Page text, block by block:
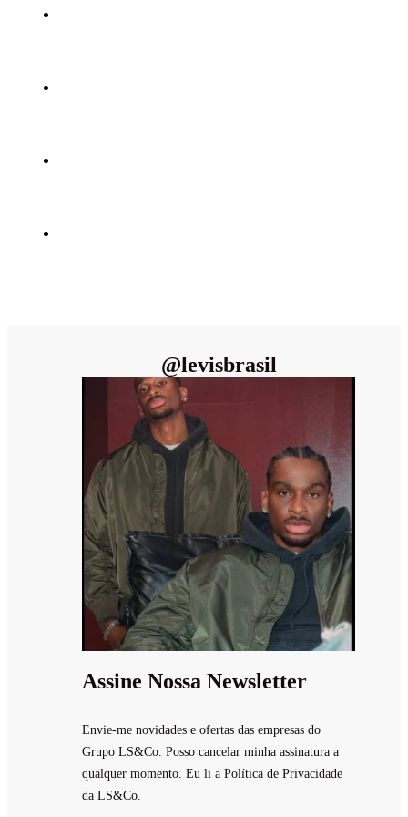
@levisbrasil
Assine Nossa Newsletter
Envie-me novidades e ofertas das empresas do
Grupo LS&Co. Posso cancelar minha assinatura a
qualquer momento. Eu li a Política de Privacidade
da LS&Co.